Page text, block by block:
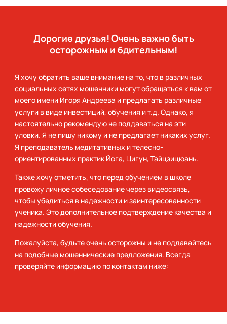
Дорогие друзья! Очень важно быть
осторожным и бдительным!
Я хочу обратить ваше внимание на то, что в различных
социальных сетях мошенники могут обращаться к вам от
моего имени Игоря Андреева и предлагать различные
услуги в виде инвестиций, обучения и т.д. Однако, я
настоятельно рекомендую не поддаваться на эти
уловки. Я не пишу никому и не предлагает никаких услуг.
Я преподаватель медитативных и телесно-
ориентированных практик Йога, Цигун, Тайцзицюань.
Также хочу отметить, что перед обучением в школе
провожу личное собеседование через видеосвязь,
чтобы убедиться в надежности и заинтересованности
ученика. Это дополнительное подтверждение качества и
надежности обучения.
Пожалуйста, будьте очень осторожны и не поддавайтесь
на подобные мошеннические предложения. Всегда
проверяйте информацию по контактам ниже: